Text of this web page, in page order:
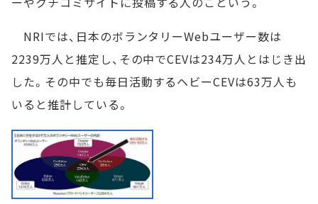
NRIでは、日本のボランタリーWebユーザー数は
2239万人と推定し、その中でCEVは234万人とはじき出
した。その中でも毎日活動するヘビーCEVは63万人も
いると推計している。